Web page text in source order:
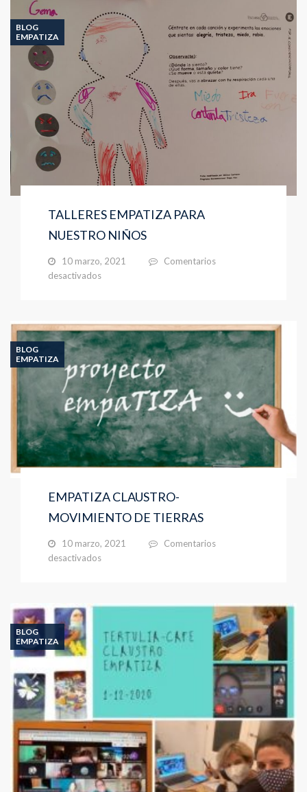
BLOG
EMPATIZA
TALLERES EMPATIZA PARA
NUESTRO NIÑOS
10 marzo, 2021
Comentarios
desactivados
NUESTRO
NIÑOS
BLOG
EMPATIZA
EMPATIZA CLAUSTRO-
MOVIMIENTO DE TIERRAS
10 marzo, 2021
Comentarios
desactivadosen
DE
BLOG
EMPATIZA